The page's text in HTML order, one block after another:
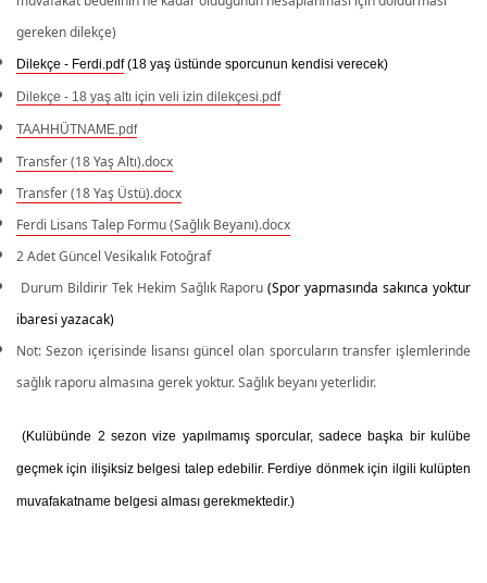
gereken dilekçe)
Dilekçe - Ferdi.pdf (18 yaş üstünde sporcunun kendisi verecek)
Dilekçe - 18 yaş altı için veli izin dilekçesi.pdf
TAAHHÜTNAME.pdf
Transfer (18 Yaş Altı).docx
Transfer (18 Yaş Üstü).docx
Ferdi Lisans Talep Formu (Sağlık Beyanı).docx
2 Adet Güncel Vesikalık Fotoğraf
Durum Bildirir Tek Hekim Sağlık Raporu(Spor yapmasında sakınca yoktur
ibaresi yazacak)
Not: Sezon içerisinde lisansı güncel olan sporcuların transfer işlemlerinde
sağlık raporu almasına gerek yoktur. Sağlık beyanı yeterlidir.
(Kulübünde 2 sezon vize yapılmamış sporcular, sadece başka bir kulübe
geçmek için ilişiksiz belgesi talep edebilir. Ferdiye dönmek için ilgili kulüpten
muvafakatname belgesi alması gerekmektedir.)